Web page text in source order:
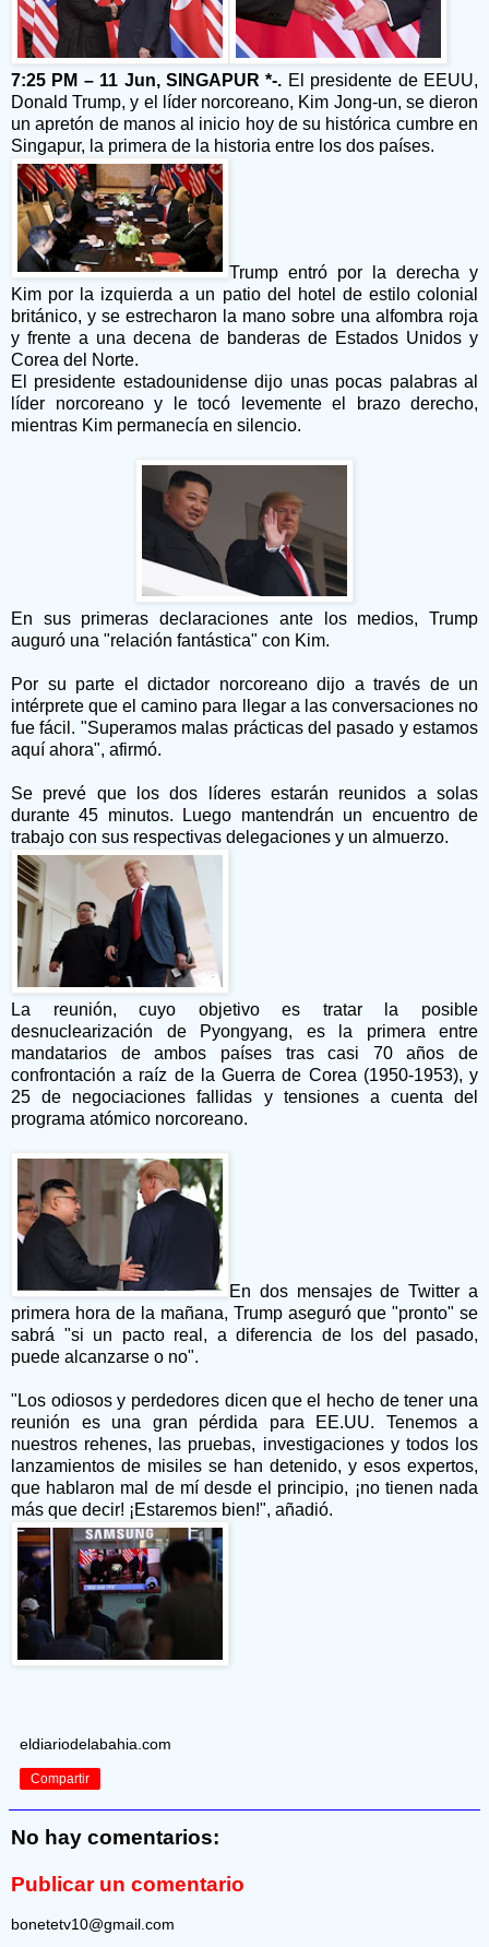
7:25 PM – 11 Jun, SINGAPUR *-. El presidente de EEUU,
Donald Trump, y el líder norcoreano, Kim Jong-un, se dieron
un apretón de manos al inicio hoy de su histórica cumbre en
Singapur, la primera de la historia entre los dos países.
Trump entró por la derecha y
Kim por la izquierda a un patio del hotel de estilo colonial
británico, y se estrecharon la mano sobre una alfombra roja
y frente a una decena de banderas de Estados Unidos y
Corea del Norte.
El presidente estadounidense dijo unas pocas palabras al
líder norcoreano y le tocó levemente el brazo derecho,
mientras Kim permanecía en silencio.
En sus primeras declaraciones ante los medios, Trump
auguró una "relación fantástica" con Kim.
Por su parte el dictador norcoreano dijo a través de un
intérprete que el camino para llegar a las conversaciones no
fue fácil. "Superamos malas prácticas del pasado y estamos
aquí ahora", afirmó.
Se prevé que los dos líderes estarán reunidos a solas
durante 45 minutos. Luego mantendrán un encuentro de
trabajo con sus respectivas delegaciones y un almuerzo.
La reunión, cuyo objetivo es tratar la posible
desnuclearización de Pyongyang, es la primera entre
mandatarios de ambos países tras casi 70 años de
confrontación a raíz de la Guerra de Corea (1950-1953), y
25 de negociaciones fallidas y tensiones a cuenta del
programa atómico norcoreano.
En dos mensajes de Twitter a
primera hora de la mañana, Trump aseguró que "pronto" se
sabrá "si un pacto real, a diferencia de los del pasado,
puede alcanzarse o no".
"Los odiosos y perdedores dicen que el hecho de tener una
reunión es una gran pérdida para EE.UU. Tenemos a
nuestros rehenes, las pruebas, investigaciones y todos los
lanzamientos de misiles se han detenido, y esos expertos,
que hablaron mal de mí desde el principio, ¡no tienen nada
más que decir! ¡Estaremos bien!", añadió.
eldiariodelabahia.com
Compartir
No hay comentarios:
Publicar un comentario
bonetetv10@gmail.com